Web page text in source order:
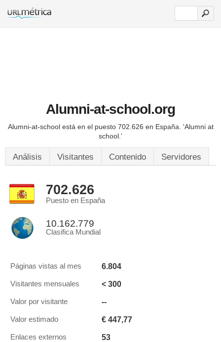
Alumni-at-school.org
Alumni-at-school está en el puesto 702.626 en España. 'Alumni at
school.'
Análisis Visitantes Contenido Servidores
702.626
Puesto en España
10.162.779
Clasifica Mundial
Páginas vistas al mes 6.804
Visitantes mensuales < 300
Valor por visitante --
Valor estimado € 447,77
Enlaces externos 53